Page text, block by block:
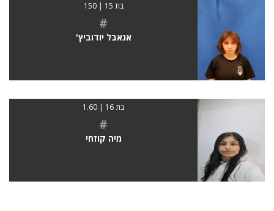
בת 15 | 150
#
אנאבל יודוביץ'
בת 16 | 1.60
#
מיה קוזחי